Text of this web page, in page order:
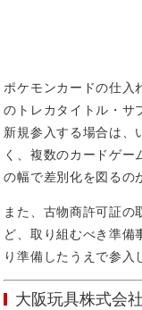
ポケモンカードの仕入
のトレカタイトル・サ
新規参入する場合は、
く、複数のカードゲー
の幅で差別化を図るの
また、古物商許可証の
ど、取り組むべき準備
り準備したうえで参入
大阪玩具株式会